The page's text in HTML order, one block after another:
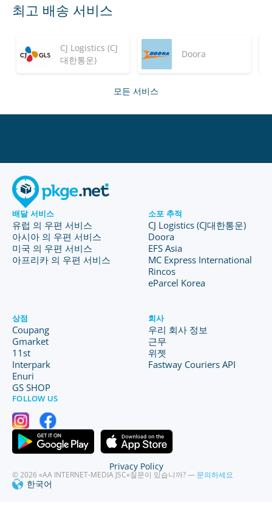
최고 배송 서비스
CJ Logistics (CJ
대한통운)
Doora
모든 서비스
배달 서비스
유럽 의 우편 서비스
아시아 의 우편 서비스
미국 의 우편 서비스
아프리카 의 우편 서비스
소포 추적
CJ Logistics (CJ대한통운)
Doora
EFS Asia
MC Express International
Rincos
eParcel Korea
상점
Coupang
Gmarket
11st
Interpark
Enuri
GS SHOP
회사
우리 회사 정보
근무
위젯
Fastway Couriers API
FOLLOW US
© 2026 «AA INTERNET-MEDIA JSC»질문이 있습니까? — 문의하세요
한국어
Privacy Policy